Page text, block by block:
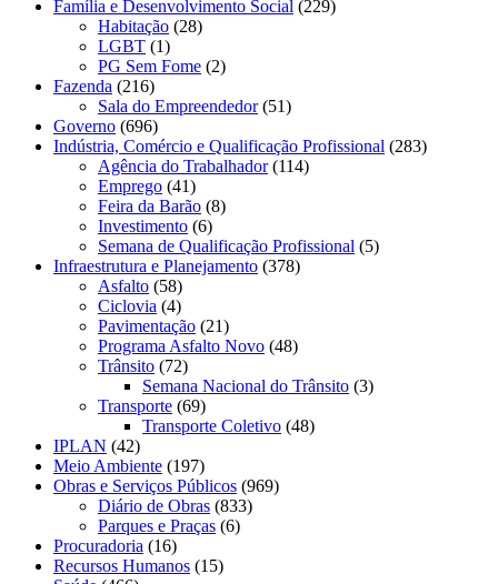
Família e Desenvolvimento Social (229)
Habitação (28)
LGBT (1)
PG Sem Fome (2)
Fazenda (216)
Sala do Empreendedor(51)
Governo (696)
Indústria, Comércio e Qualificação Profissional (283)
Agência do Trabalhador(114)
Emprego (41)
Feira da Barão (8)
Investimento (6)
Semana de Qualificação Profissional (5)
Infraestrutura e Planejamento (378)
Asfalto (58)
Ciclovia (4)
Pavimentação (21)
Programa Asfalto Novo (48)
Trânsito (72)
Semana Nacional do Trânsito (3)
Transporte (69)
Transporte Coletivo (48)
IPLAN (42)
Meio Ambiente (197)
Obras e Serviços Públicos (969)
Diário de Obras (833)
Parques e Praças (6)
Procuradoria (16)
Recursos Humanos (15)